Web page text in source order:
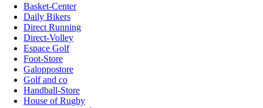
Basket-Center
Daily Bikers
Direct Running
Direct-Volley
Espace Golf
Foot-Store
Galoppostore
Golf and co
Handball-Store
House of Rugby